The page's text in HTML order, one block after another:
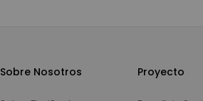
Sobre Nosotros Proyecto